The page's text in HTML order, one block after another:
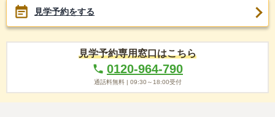
見学予約をする
見学予約専用窓口はこちら
0120-964-790
通話料無料 | 09:30～18:00受付